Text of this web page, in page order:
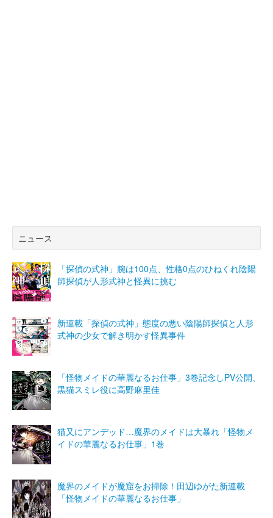
ニュース
「探偵の式神」腕は100点、性格0点のひねくれ陰陽
師探偵が人形式神と怪異に挑む
新連載「探偵の式神」態度の悪い陰陽師探偵と人形
式神の少女で解き明かす怪異事件
「怪物メイドの華麗なるお仕事」3巻記念しPV公開、
黒猫スミレ役に高野麻里佳
猫又にアンデッド…魔界のメイドは大暴れ「怪物メ
イドの華麗なるお仕事」1巻
魔界のメイドが魔窟をお掃除！田辺ゆがた新連載
「怪物メイドの華麗なるお仕事」